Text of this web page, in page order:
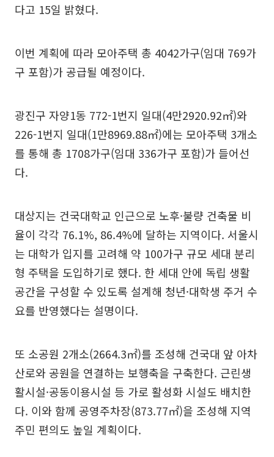
다고 15일 밝혔다.
이번 계획에 따라 모아주택 총 4042가구(임대 769가
구 포함)가 공급될 예정이다.
광진구 자양1동 772-1번지 일대(4만2920.92㎡)와
226-1번지 일대(1만8969.88㎡)에는 모아주택 3개소
를 통해 총 1708가구(임대 336가구 포함)가 들어선
다.
대상지는 건국대학교 인근으로 노후·불량 건축물 비
율이 각각 76.1%, 86.4%에 달하는 지역이다. 서울시
는 대학가 입지를 고려해 약 100가구 규모 세대 분리
형 주택을 도입하기로 했다. 한 세대 안에 독립 생활
공간을 구성할 수 있도록 설계해 청년·대학생 주거 수
요를 반영했다는 설명이다.
또 소공원 2개소(2664.3㎡)를 조성해 건국대 앞 아차
산로와 공원을 연결하는 보행축을 구축한다. 근린생
활시설·공동이용시설 등 가로 활성화 시설도 배치한
다. 이와 함께 공영주차장(873.77㎡)을 조성해 지역
주민 편의도 높일 계획이다.